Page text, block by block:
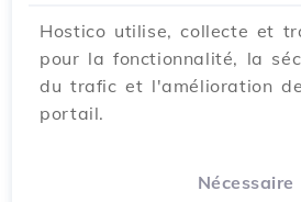
Hostico utilise, collecte et
pour la fonctionnalité, la
du trafic et l'amélioration
portail.
Nécessaire